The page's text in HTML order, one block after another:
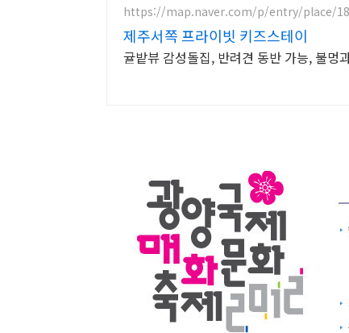
https://map.naver.com/p/entry/place/
제주서쪽 프라이빗 키즈스테이
귤밭뷰 감성돌집, 반려견 동반 가능, 불멍